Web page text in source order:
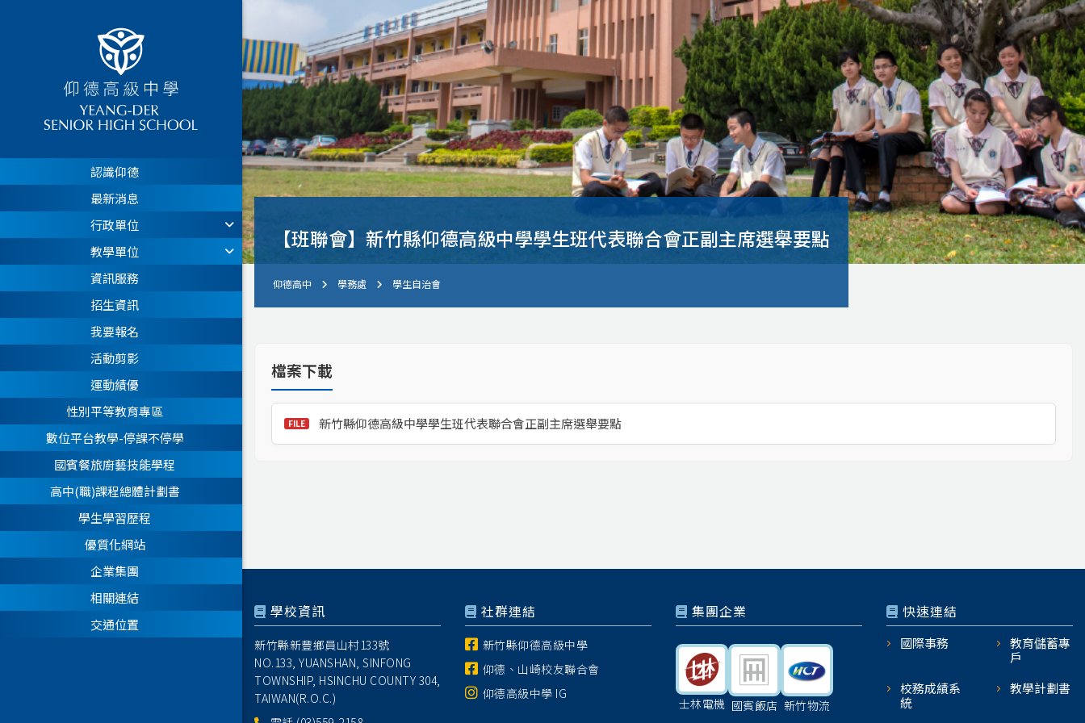
認識仰德
最新消息
行政單位
教學單位
資訊服務
招生資訊
我要報名
活動剪影
運動績優
性別平等教育專區
數位平台教學-停課不停學
國賓餐旅廚藝技能學程
高中(職)課程總體計劃書
學生學習歷程
優質化網站
企業集團
相關連結
交通位置
【班聯會】新竹縣仰德高級中學學生班代表聯合會正副主席選舉要點
仰德高中 學務處 學生自治會
檔案下載
新竹縣仰德高級中學學生班代表聯合會正副主席選舉要點
學校資訊
新竹縣新豐鄉員山村133號
NO.133, YUANSHAN, SINFONG
TOWNSHIP, HSINCHU COUNTY 304,
TAIWAN(R.O.C.)
社群連結
新竹縣仰德高級中學
仰德、山崎校友聯合會
仰德高級中學 IG
集團企業
士林電機 國賓飯店 新竹物流
快速連結
國際事務
教育儲蓄專
戶
校務成績系
統
教學計劃書